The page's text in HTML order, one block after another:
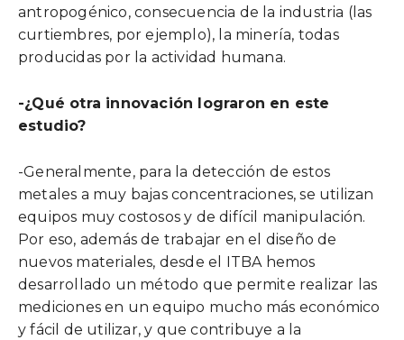
antropogénico, consecuencia de la industria (las
curtiembres, por ejemplo), la minería, todas
producidas por la actividad humana.
-¿Qué otra innovación lograron en este
estudio?
-Generalmente, para la detección de estos
metales a muy bajas concentraciones, se utilizan
equipos muy costosos y de difícil manipulación.
Por eso, además de trabajar en el diseño de
nuevos materiales, desde el ITBA hemos
desarrollado un método que permite realizar las
mediciones en un equipo mucho más económico
y fácil de utilizar, y que contribuye a la